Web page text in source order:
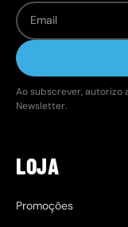
Ao subscrever, autorizo
Newsletter.
LOJA
Promoções